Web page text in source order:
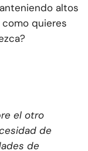
altos
quieres
el otro
de
de